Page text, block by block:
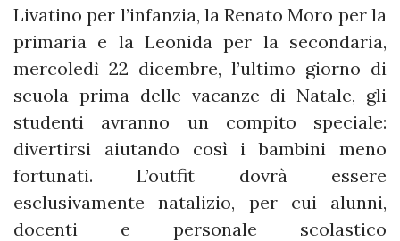
Livatino per l’infanzia, la Renato Moro per la
primaria e la Leonida per la secondaria,
mercoledì 22 dicembre, l’ultimo giorno di
scuola prima delle vacanze di Natale, gli
studenti avranno un compito speciale:
divertirsi aiutando così i bambini meno
fortunati. L’outfit dovrà essere
esclusivamente natalizio, per cui alunni,
docenti e personale scolastico